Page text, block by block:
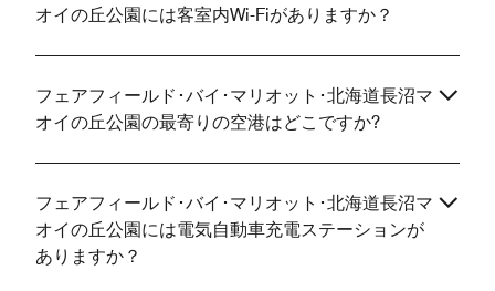
オイの丘公園には客室内Wi-Fiがありますか？
フェアフィールド･バイ･マリオット･北海道長沼マ
オイの丘公園の最寄りの空港はどこですか?
フェアフィールド･バイ･マリオット･北海道長沼マ
オイの丘公園には電気自動車充電ステーションが
ありますか？